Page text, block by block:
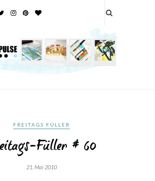
FREITAGS FÜLLER
Füller # 60
21. Mai 2010